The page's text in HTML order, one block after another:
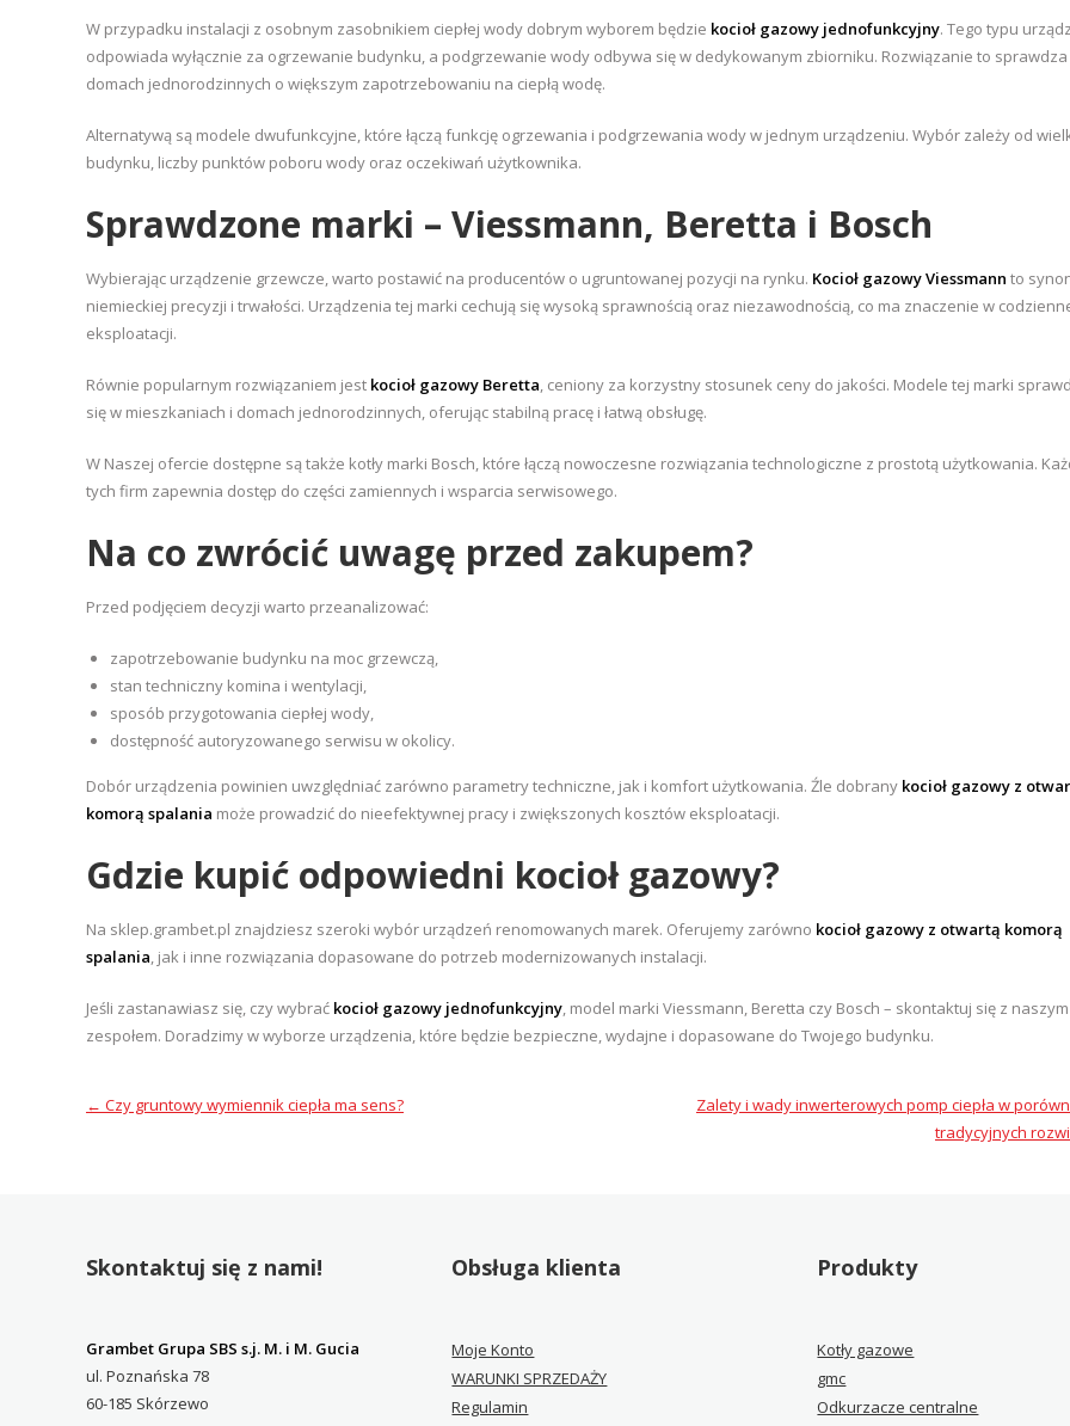
W przypadku instalacji z osobnym zasobnikiem ciepłej wody dobrym wyborem będzie kocioł gazowy jednofunkcyjny. Tego typu
odpowiada wyłącznie za ogrzewanie budynku, a podgrzewanie wody odbywa się w dedykowanym zbiorniku. Rozwiązanie to sprawdza
domach jednorodzinnych o większym zapotrzebowaniu na ciepłą wodę.
Alternatywą są modele dwufunkcyjne, które łączą funkcję ogrzewania i podgrzewania wody w jednym urządzeniu. Wybór zależy od
budynku, liczby punktów poboru wody oraz oczekiwań użytkownika.
Sprawdzone marki – Viessmann, Beretta i Bosch
Wybierając urządzenie grzewcze, warto postawić na producentów o ugruntowanej pozycji na rynku. Kocioł gazowy Viessmann to
niemieckiej precyzji i trwałości. Urządzenia tej marki cechują się wysoką sprawnością oraz niezawodnością, co ma znaczenie w
eksploatacji.
Równie popularnym rozwiązaniem jest kocioł gazowy Beretta, ceniony za korzystny stosunek ceny do jakości. Modele tej marki
się w mieszkaniach i domach jednorodzinnych, oferując stabilną pracę i łatwą obsługę.
W Naszej ofercie dostępne są także kotły marki Bosch, które łączą nowoczesne rozwiązania technologiczne z prostotą użytkowania.
tych firm zapewnia dostęp do części zamiennych i wsparcia serwisowego.
Na co zwrócić uwagę przed zakupem?
Przed podjęciem decyzji warto przeanalizować:
zapotrzebowanie budynku na moc grzewczą,
stan techniczny komina i wentylacji,
sposób przygotowania ciepłej wody,
dostępność autoryzowanego serwisu w okolicy.
Dobór urządzenia powinien uwzględniać zarówno parametry techniczne, jak i komfort użytkowania. Źle dobrany kocioł gazowy z
komorą spalania może prowadzić do nieefektywnej pracy i zwiększonych kosztów eksploatacji.
Gdzie kupić odpowiedni kocioł gazowy?
Na sklep.grambet.pl znajdziesz szeroki wybór urządzeń renomowanych marek. Oferujemy zarówno kocioł gazowy z otwartą komorą
spalania, jak i inne rozwiązania dopasowane do potrzeb modernizowanych instalacji.
Jeśli zastanawiasz się, czy wybrać kocioł gazowy jednofunkcyjny, model marki Viessmann, Beretta czy Bosch – skontaktuj się z naszym
zespołem. Doradzimy w wyborze urządzenia, które będzie bezpieczne, wydajne i dopasowane do Twojego budynku.
← Czy gruntowy wymiennik ciepła ma sens?
Zalety i wady inwerterowych pomp ciepła w
tradycyjnych
Skontaktuj się z nami!
Grambet Grupa SBS s.j. M. i M. Gucia
ul. Poznańska 78
60-185 Skórzewo
Obsługa klienta
Moje Konto
WARUNKI SPRZEDAŻY
Regulamin
Produkty
Kotły gazowe
gmc
Odkurzacze centralne